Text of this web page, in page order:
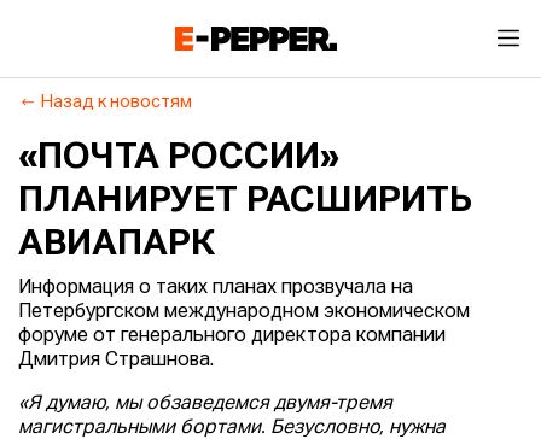
Назад к новостям
«ПОЧТА РОССИИ»
ПЛАНИРУЕТ РАСШИРИТЬ
АВИАПАРК
Информация о таких планах прозвучала на
Петербургском международном экономическом
форуме от генерального директора компании
Дмитрия Страшнова.
«Я думаю, мы обзаведемся двумя-тремя
магистральными бортами. Безусловно, нужна